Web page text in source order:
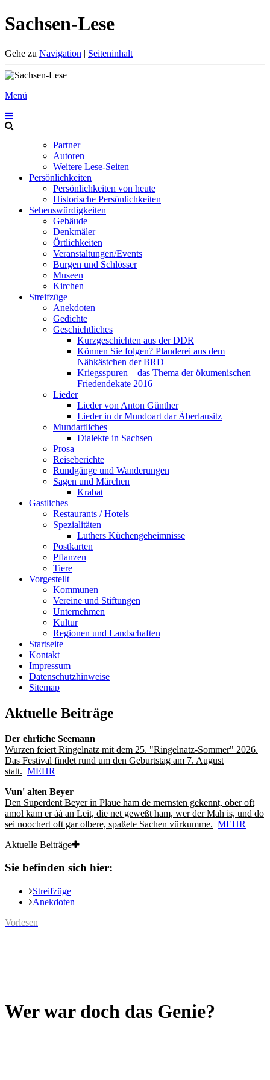
Sachsen-Lese
Gehe zu Navigation | Seiteninhalt
Menü
Partner
Autoren
Weitere Lese-Seiten
Persönlichkeiten
Persönlichkeiten von heute
Historische Persönlichkeiten
Sehenswürdigkeiten
Gebäude
Denkmäler
Örtlichkeiten
Veranstaltungen/Events
Burgen und Schlösser
Museen
Kirchen
Streifzüge
Anekdoten
Gedichte
Geschichtliches
Kurzgeschichten aus der DDR
Können Sie folgen? Plauderei aus dem
Nähkästchen der BRD
Kriegsspuren – das Thema der ökumenischen
Friedendekate 2016
Lieder
Lieder von Anton Günther
Lieder in dr Mundoart dar Äberlausitz
Mundartliches
Dialekte in Sachsen
Prosa
Reiseberichte
Rundgänge und Wanderungen
Sagen und Märchen
Krabat
Gastliches
Restaurants / Hotels
Spezialitäten
Luthers Küchengeheimnisse
Postkarten
Pflanzen
Tiere
Vorgestellt
Kommunen
Vereine und Stiftungen
Unternehmen
Kultur
Regionen und Landschaften
Startseite
Kontakt
Impressum
Datenschutzhinweise
Sitemap
Aktuelle Beiträge
Der ehrliche Seemann
Wurzen feiert Ringelnatz mit dem 25. "Ringelnatz-Sommer" 2026.
Das Festival findet rund um den Geburtstag am 7. August
statt. MEHR
Vun' alten Beyer
Den Superdent Beyer in Plaue ham de mernsten gekennt, ober oft
amol kam er ȧȧ an Leit, die net geweßt ham, wer der Mah is, und do
sei noochert oft gar olbere, spaßete Sachen vürkumme. MEHR
Aktuelle Beiträge
Sie befinden sich hier:
Streifzüge
Anekdoten
Vorlesen
Wer war doch das Genie?